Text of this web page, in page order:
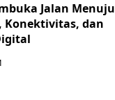
Jalan Menuju
Konektivitas, dan